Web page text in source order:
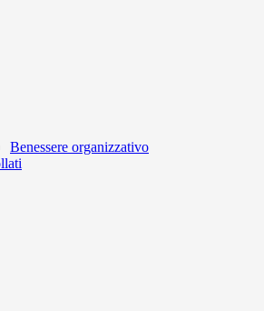
Benessere organizzativo